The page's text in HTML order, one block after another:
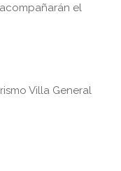
el
Villa General